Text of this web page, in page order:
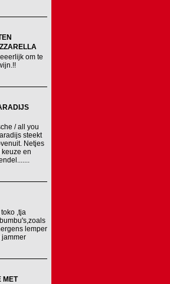
om te
/ all you
steekt
Netjes
en
,tja
lemper
jammer
MET